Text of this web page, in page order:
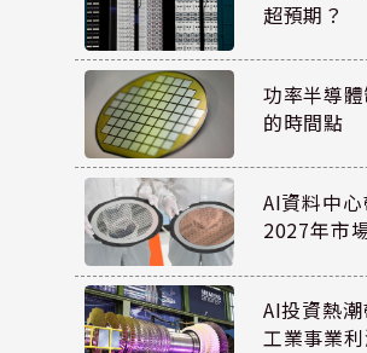
超預期？
功率半導
的時間點
AI資料中
2027年市
AI投資熱
工業事業